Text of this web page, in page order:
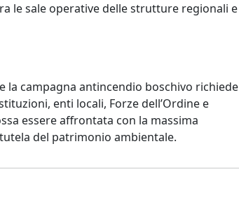
le sale operative delle strutture regionali e
la campagna antincendio boschivo richiede
enti locali, Forze dell’Ordine e
essere affrontata con la massima
del patrimonio ambientale.